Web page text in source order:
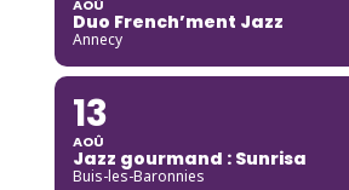
AOÛ
Duo French’ment Jazz
Annecy
13
AOÛ
Jazz gourmand : Sunrisa
Buis-les-Baronnies